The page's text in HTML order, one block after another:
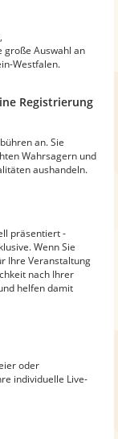
große Auswahl an
Westfalen.
Registrierung
an. Sie
Wahrsagern und
aushandeln.
präsentiert -
Wenn Sie
Ihre Veranstaltung
nach Ihrer
helfen damit
oder
individuelle Live-